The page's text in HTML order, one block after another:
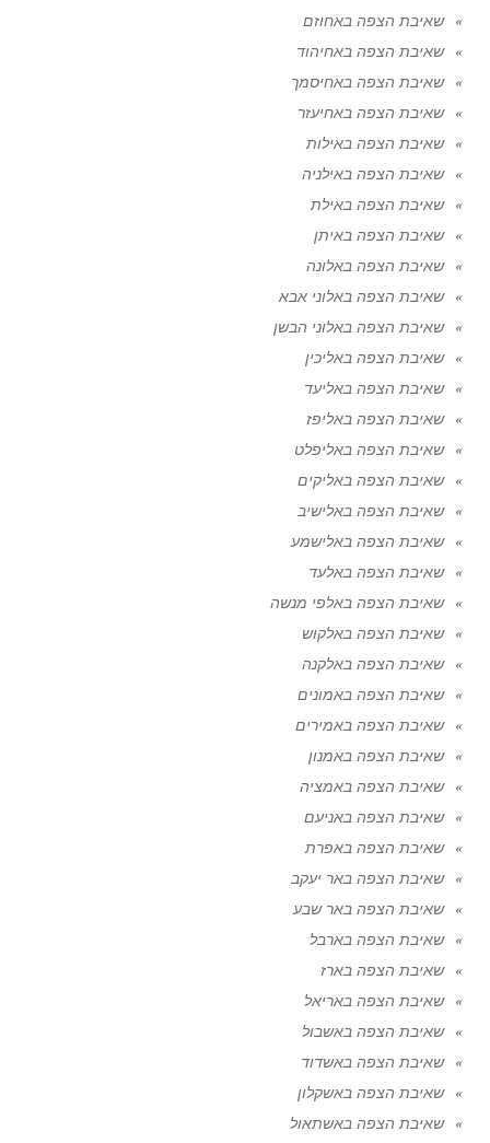
שאיבת הצפה באחוזם
שאיבת הצפה באחיהוד
שאיבת הצפה באחיסמך
שאיבת הצפה באחיעזר
שאיבת הצפה באילות
שאיבת הצפה באילניה
שאיבת הצפה באילת
שאיבת הצפה באיתן
שאיבת הצפה באלונה
שאיבת הצפה באלוני אבא
שאיבת הצפה באלוני הבשן
שאיבת הצפה באליכין
שאיבת הצפה באליעד
שאיבת הצפה באליפז
שאיבת הצפה באליפלט
שאיבת הצפה באליקים
שאיבת הצפה באלישיב
שאיבת הצפה באלישמע
שאיבת הצפה באלעד
שאיבת הצפה באלפי מנשה
שאיבת הצפה באלקוש
שאיבת הצפה באלקנה
שאיבת הצפה באמונים
שאיבת הצפה באמירים
שאיבת הצפה באמנון
שאיבת הצפה באמציה
שאיבת הצפה באניעם
שאיבת הצפה באפרת
שאיבת הצפה באר יעקב
שאיבת הצפה באר שבע
שאיבת הצפה בארבל
שאיבת הצפה בארז
שאיבת הצפה באריאל
שאיבת הצפה באשבול
שאיבת הצפה באשדוד
שאיבת הצפה באשקלון
שאיבת הצפה באשתאול